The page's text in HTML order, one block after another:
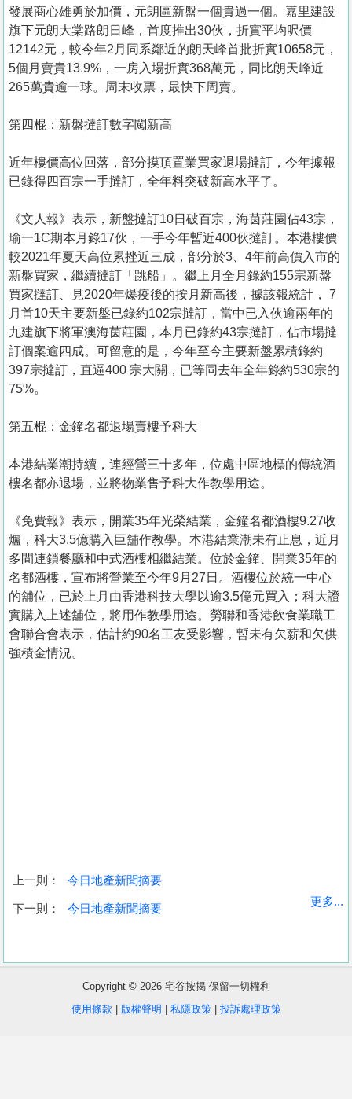
收
盤
發展商心雄勇於加價，元朗區新盤一個貴過一個。嘉里建設
旗下元朗大棠路朗日峰，首度推出30伙，折實平均呎價
12142元，較今年2月同系鄰近的朗天峰首批折實10658元，
5個月賣貴13.9%，一房入場折實368萬元，同比朗天峰近
265萬貴逾一球。周末收票，最快下周賣。
第四棍：新盤撻訂數字闖新高
近年樓價高位回落，部分摸頂置業買家退場撻訂，今年據報
已錄得四百宗一手撻訂，全年料突破新高水平了。
《文人報》表示，新盤撻訂10日破百宗，海茵莊園佔43宗，
瑜一1C期本月錄17伙，一手今年暫近400伙撻訂。本港樓價
較2021年夏天高位累挫近三成，部分於3、4年前高價入市的
新盤買家，繼續撻訂「跳船」。繼上月全月錄約155宗新盤
買家撻訂、見2020年爆疫後的按月新高後，據該報統計， 7
月首10天主要新盤已錄約102宗撻訂，當中已入伙逾兩年的
九建旗下將軍澳海茵莊園，本月已錄約43宗撻訂，佔市場撻
訂個案逾四成。可留意的是，今年至今主要新盤累積錄約
397宗撻訂，直逼400 宗大關，已等同去年全年錄約530宗的
75%。
第五棍：金鐘名都退場賣樓予科大
本港結業潮持續，連經營三十多年，位處中區地標的傳統酒
樓名都亦退場，並將物業售予科大作教學用途。
《免費報》表示，開業35年光榮結業，金鐘名都酒樓9.27收
爐，科大3.5億購入巨舖作教學。本港結業潮未有止息，近月
多間連鎖餐廳和中式酒樓相繼結業。位於金鐘、開業35年的
名都酒樓，宣布將營業至今年9月27日。酒樓位於統一中心
的舖位，已於上月由香港科技大學以逾3.5億元買入；科大證
實購入上述舖位，將用作教學用途。勞聯和香港飲食業職工
會聯合會表示，估計約90名工友受影響，暫未有欠薪和欠供
強積金情況。
上一則： 今日地產新聞摘要
下一則： 今日地產新聞摘要
更多...
Copyright © 2026 宅谷按揭 保留一切權利
使用條款
版權聲明 私隱政策| 投訴處理政策